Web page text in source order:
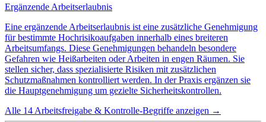
Ergänzende Arbeitserlaubnis
Eine ergänzende Arbeitserlaubnis ist eine zusätzliche Genehmigung
für bestimmte Hochrisikoaufgaben innerhalb eines breiteren
Arbeitsumfangs. Diese Genehmigungen behandeln besondere
Gefahren wie Heißarbeiten oder Arbeiten in engen Räumen. Sie
stellen sicher, dass spezialisierte Risiken mit zusätzlichen
Schutzmaßnahmen kontrolliert werden. In der Praxis ergänzen sie
die Hauptgenehmigung um gezielte Sicherheitskontrollen.
Alle 14 Arbeitsfreigabe & Kontrolle-Begriffe anzeigen →